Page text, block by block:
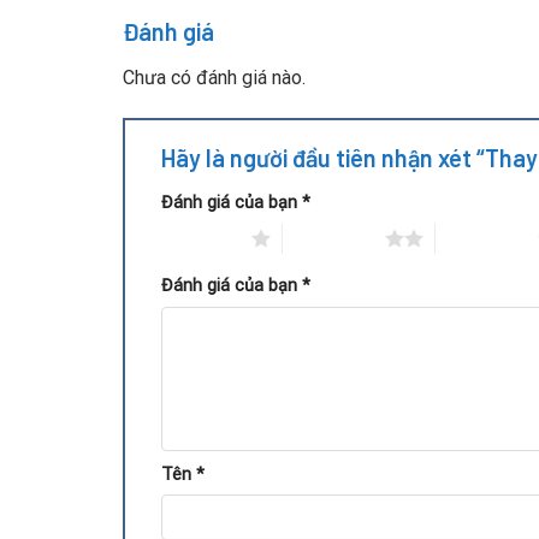
Quy Trình Thay Quạt Fan Tản
Đánh giá
Chưa có đánh giá nào.
Hãy là người đầu tiên nhận xét
Đánh giá của bạn *
Đánh giá của bạn *
Tên *